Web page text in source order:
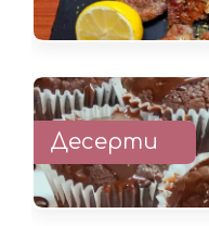
Десерти